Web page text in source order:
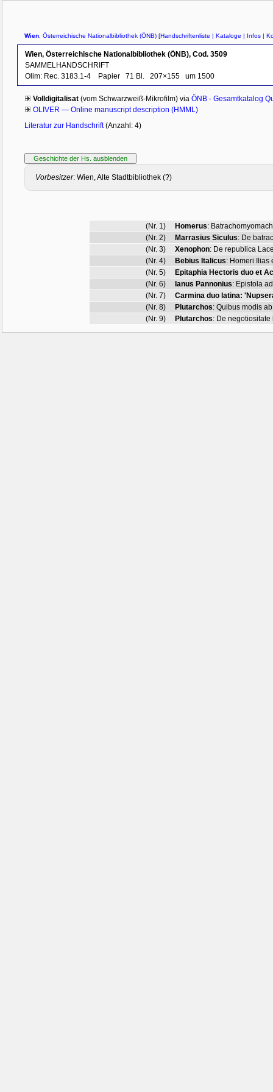
Wien , Österreichische Nationalbibliothek (ÖNB) [Handschriftenliste | Kataloge | Infos |
Wien, Österreichische Nationalbibliothek (ÖNB), Cod. 3509
SAMMELHANDSCHRIFT
Olim: Rec. 3183.1-4
Papier 71 Bl. 207×155 um 1500
Volldigitalisat (vom Schwarzweiß-Mikrofilm) via ÖNB - Gesamtkatalog
OLIVER — Online manuscript description (HMML)
Literatur zur Handschrift(Anzahl: 4)
Vorbesitzer: Wien, Alte Stadtbibliothek (?)
(Nr. 1) Homerus:
(Nr. 2)
Marrasius Siculus: De
(Nr. 3)
Xenophon: De republica
(Nr. 4)
Bebius Italicus: Homeri Ilias
(Nr. 5)
Epitaphia Hectoris duo et
(Nr. 6)
Ianus Pannonius: Epistola
(Nr. 7)
Carmina duo latina:
(Nr. 8)
Plutarchos: Quibus modis
(Nr. 9)
Plutarchos: De